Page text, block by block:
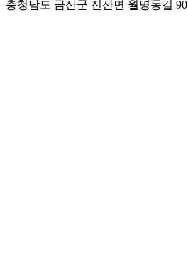
충청남도 금산군 진산면 월명동길 90